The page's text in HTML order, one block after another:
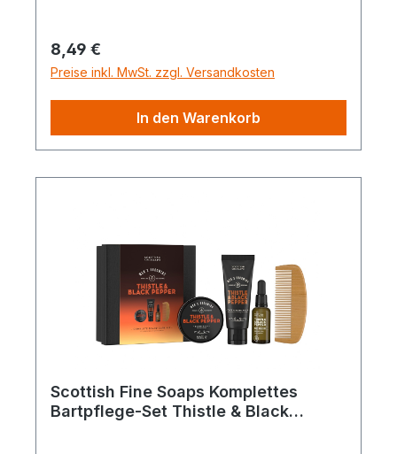
Regulärer Preis:
8,49 €
Preise inkl. MwSt. zzgl. Versandkosten
In den Warenkorb
Scottish Fine Soaps Komplettes
Bartpflege-Set Thistle & Black